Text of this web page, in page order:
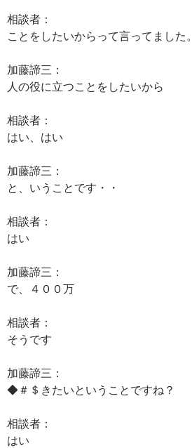
相談者：
ことをしたいからって言ってました。
加藤諦三：
人の役に立つことをしたいから
相談者：
はい、はい
加藤諦三：
と、いうことです・・
相談者：
はい
加藤諦三：
で、４００万
相談者：
そうです
加藤諦三：
◆＃＄きたいということですね？
相談者：
はい